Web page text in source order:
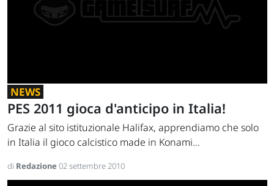
NEWS
PES 2011 gioca d'anticipo in Italia!
Grazie al sito istituzionale Halifax, apprendiamo che solo
in Italia il gioco calcistico made in Konami...
di Redazione02 settembre 2010